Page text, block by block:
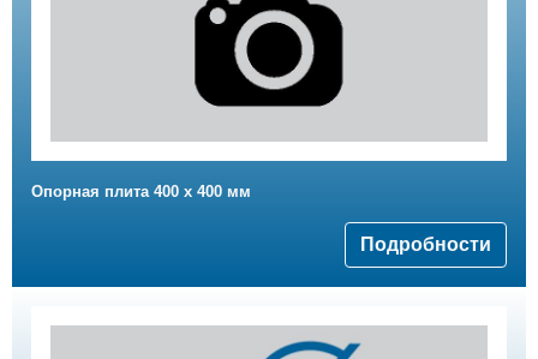
Опорная плита 400 x 400 мм
Подробности